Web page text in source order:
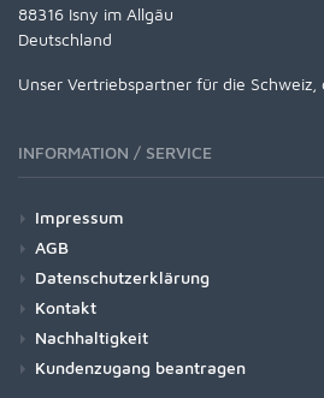
88316 Isny im Allgäu
Deutschland
Unser Vertriebspartner für die Schweiz,
INFORMATION / SERVICE
Impressum
AGB
Datenschutzerklärung
Kontakt
Nachhaltigkeit
Kundenzugang beantragen